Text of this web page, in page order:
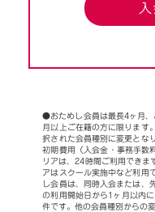
●おためし会員は最長4ヶ月、
月以上ご在籍の方に限ります
択された会員種別に変更とな
初期費用（入会金・事務手数
リアは、24時間ご利用できま
アはスクール実施中など利用
し会員は、同時入会または、
の利用開始日から1ヶ月以内
件です。他の会員種別からの変